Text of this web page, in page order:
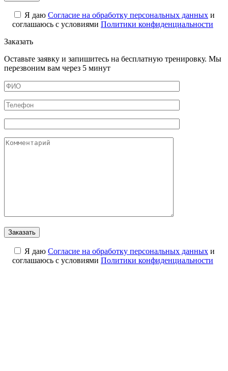
Я даю Cогласие на обработку персональных данных и
соглашаюсь с условиями Политики конфиденциальности
Заказать
Оставьте заявку и запишитесь на бесплатную тренировку. Мы
перезвоним вам через 5 минут
Я даю Cогласие на обработку персональных данных и
соглашаюсь с условиями Политики конфиденциальности